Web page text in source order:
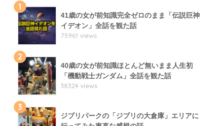
1
41歳の女が前知識完全ゼロのまま「伝説巨神
イデオン」全話を観た話
75961 views
2
40歳の女が前知識ほとんど無いまま人生初
「機動戦士ガンダム」全話を観た話
38324 views
3
ジブリパークの「ジブリの大倉庫」エリアに